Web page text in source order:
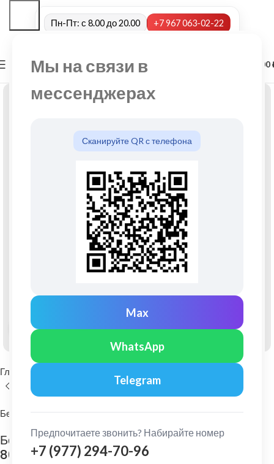
Мы на связи в
мессенджерах
Сканируйте QR с телефона
Max
WhatsApp
Telegram
Предпочитаете звонить? Набирайте номер
+7 (977) 294-70-96
Пн-Пт: с 8.00 до 20.00 +7 967 063-02-22
МЕНЮ 0,00
Нажмите, чтобы увеличить
Главная Фиброцементный сайдинг
Бетэко
Бетэко: Фиброцементный сайдинг Вудрок Ral
8017